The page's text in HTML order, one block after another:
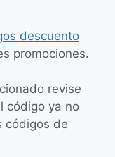
descuento
promociones.
revise
código ya no
códigos de